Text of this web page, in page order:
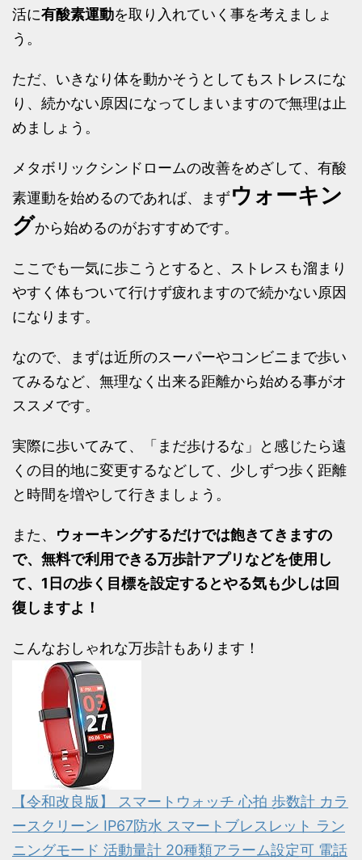
活に有酸素運動を取り入れていく事を考えましょ
う。
ただ、いきなり体を動かそうとしてもストレスにな
り、続かない原因になってしまいますので無理は止
めましょう。
メタボリックシンドロームの改善をめざして、有酸
素運動を始めるのであれば、まずウォーキン
グから始めるのがおすすめです。
ここでも一気に歩こうとすると、ストレスも溜まり
やすく体もついて行けず疲れますので続かない原因
になります。
なので、まずは近所のスーパーやコンビニまで歩い
てみるなど、無理なく出来る距離から始める事がオ
ススメです。
実際に歩いてみて、「まだ歩けるな」と感じたら遠
くの目的地に変更するなどして、少しずつ歩く距離
と時間を増やして行きましょう。
また、 ウォーキングするだけでは飽きてきますの
で、無料で利用できる万歩計アプリなどを使用し
て、1日の歩く目標を設定するとやる気も少しは回
復しますよ！
こんなおしゃれな万歩計もあります！
【令和改良版】 スマートウォッチ 心拍 歩数計 カラ
ースクリーン IP67防水 スマートブレスレット ラン
ニングモード 活動量計 20種類アラーム設定可 電話